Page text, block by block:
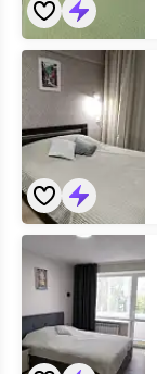
1-
комнатная
квартира
Куйбышева
16А
лучшие
2х-
комнатная
квартира
Трудовые
Резервы
68
лучшие